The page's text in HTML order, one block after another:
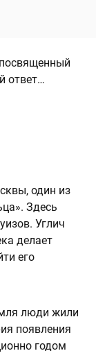
ответ…
один из
Здесь
Углич
делает
его
люди жили
появления
годом